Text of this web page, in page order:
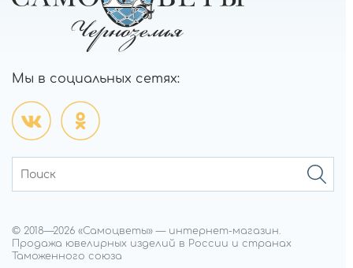
Мы в социальных сетях:
© 2018—2026 «Самоцветы» — интернет-магазин.
Продажа ювелирных изделий в России и странах
Таможенного союза